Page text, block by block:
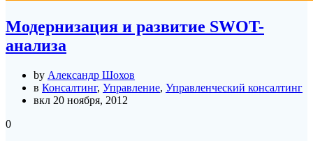
Модернизация и развитие SWOT-
анализа
by Александр Шохов
в Консалтинг, Управление, Управленческий консалтинг
вкл 20 ноября, 2012
0